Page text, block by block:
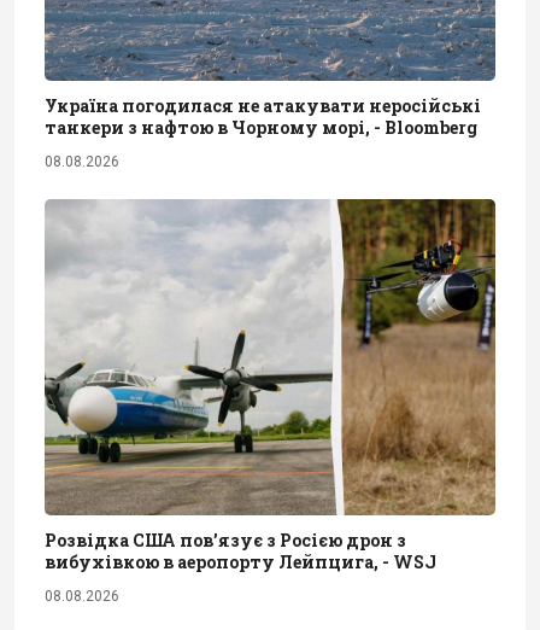
Україна погодилася не атакувати неросійські
танкери з нафтою в Чорному морі, - Bloomberg
08.08.2026
Розвідка США пов’язує з Росією дрон з
вибухівкою в аеропорту Лейпцига, - WSJ
08.08.2026